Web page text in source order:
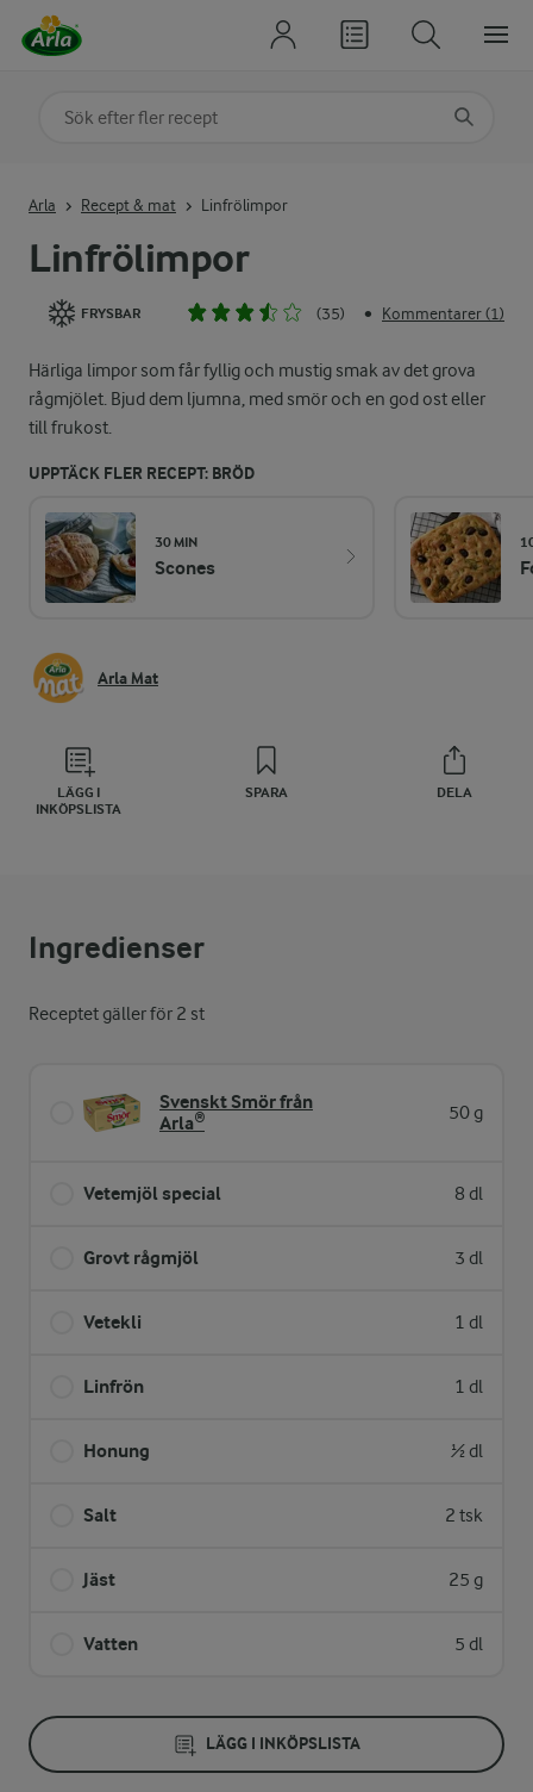
Linfrölimpor
FRYSBAR (35) • Kommentarer (1)
Härliga limpor som får fyllig och mustig smak av det grova
rågmjölet. Bjud dem ljumna, med smör och en god ost eller
till frukost.
UPPTÄCK FLER RECEPT: BRÖD
30 MIN
Scones
Arla Mat
LÄGG I
INKÖPSLISTA
SPARA DELA
Arla Recept & mat Linfrölimpor
Ingredienser
Receptet gäller för 2 st
Svenskt Smör från
Arla®
50 g
Vetemjöl special 8 dl
Grovt rågmjöl 3 dl
Vetekli 1 dl
Linfrön 1 dl
Honung ½ dl
Salt 2 tsk
Jäst 25 g
Vatten 5 dl
LÄGG I INKÖPSLISTA
Sök på kategori eller ingrediens